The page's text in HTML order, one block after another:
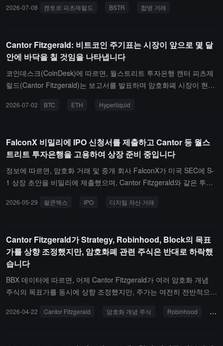
재협상하기로 발표했습니다.암호화폐 시장 환경이 엄격해지고 비트
Holdings는 양측이 지난해 체결한 합병 계약에 따라 거래를 진행하지
않고, 현재 시장 상황을 더 잘 반영하는 수정된 거래 조건을 마련하기
로 했다고 밝혔습니다. 그러나 두 회사는 새로운 거래의 구체적인 재
무 조건을 공개하지 않았으며, 새로운 계약을 언제 체결할 수 있을지
2026-07-08 캔토르 피츠제럴드 BSTR 합병 거래
Cantor Fitzgerald: 비트코인 주기표는 시장이 앞으로 몇 달
안에 바닥을 칠 것임을 나타냅니다
코인데스크(CoinDesk)에 따르면, 월스트리트 투자은행 캔터 피츠제
럴드(Cantor Fitzgerald)는 보고서를 발표하며 암호화폐 시장이 현재
가들은 6월 10일 기준으로 비트코인이 2025년 고점에서 252일이 지
사적 패턴이 반복된다면 이번 하락은 10월 말경에 바닥을 칠 가능성
이 있습니다. 보고서는 이 모델이 정확한 타이밍 도구가 아니며, 거시
경제, 규제 및 지정학적 위험이 여전히 존재한다고 경고하지만, 암호
화폐 시장의 반사성 특성은 역사적 주기가 스스로 강화될 수 있음을
력이 있는 네트워크로 관심을 돌릴 것을 권장하며, 하이퍼리퀴드(Hy
의 주도적인 담보 계층입니다. 솔라나(Solana), 수이(Sui), XRP 및 제
트캐시(Zcash)는 각기 차별화된 장점을 가지고 있지만 지속 가능한
가치를 입증해야 합니다. 캔터는 또한 디지털 자산 재무 회사인 포워
드 인더스트리(Forward Industries)와 사이퍼펑크 테크놀로지(Cyph
erpunk Technologies)를 연구 범위에 포함시키고, 각각 7.9달러와 0.
2026-07-02 BTC ETH Hyperliquid
FalconX 비밀리에 IPO 신청서를 제출하고 Cantor 등 월스
트리트 투자은행을 고용하여 상장 준비 중입니다
정보에 따르면, 암호화 거래 및 중개 회사 FalconX가 미국 SEC에 S-
1 상장 초안을 비밀리에 제출했으며, Cantor Fitzgerald와 같은 투자
나 시장 환경의 변동으로 인해 FalconX는 올해 늦게 상장을 추진할
산 및 신용 서비스를 제공합니다. 이 회사는 2022년에 1억 5천만 달
러의 D 라운드 자금을 조달했으며, 당시 가치는 80억 달러에 달했습
니다.보도에 따르면, 시장 정서가 냉각되고 거래량이 감소하며 일부
암호화 IPO 상장 후 성과가 부진해짐에 따라 Kraken 모회사 Paywar
d, Consensys, Ledger 및 Grayscale을 포함한 여러 암호화 회사들이
밀리에 미국 IPO 신청서를 제출했습니다.
2026-05-29 팔콘엑스 IPO 디지털 자산 거래
Cantor Fitzgerald가 Strategy, Robinhood, Block의 목표
가를 상향 조정했지만, 암호화폐 관련 주식은 반대로 하락했
습니다
BBX 데이터에 따르면, 어제 Cantor Fitzgerald가 여러 암호화 개념
주식의 목표가를 동시에 상향 조정했지만, 주가는 여전히 전반적으로
의 분석가 Ramsey El-Assal은 4월 21일 연구 보고서를 발표하며 Str
2026-04-22 Cantor Fitzgerald 암호화 개념 주식 Robinhood 목